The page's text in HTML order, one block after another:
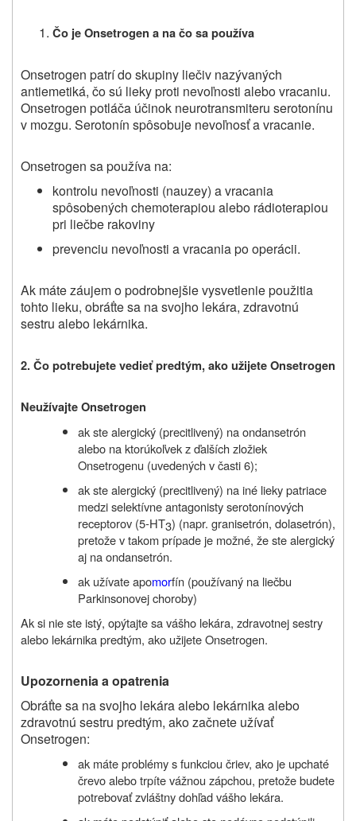
Čo je Onsetrogen a na čo sa používa
Onsetrogen patrí do skupiny liečiv nazývaných
antiemetiká, čo sú lieky proti nevoľnosti alebo vracaniu.
Onsetrogen potláča účinok neurotransmiteru serotonínu
v mozgu. Serotonín spôsobuje nevoľnosť a vracanie.
Onsetrogen sa používa na:
kontrolu nevoľnosti (nauzey) a vracania
spôsobených chemoterapiou alebo rádioterapiou
pri liečbe rakoviny
prevenciu nevoľnosti a vracania po operácii.
Ak máte záujem o podrobnejšie vysvetlenie použitia
tohto lieku, obráťte sa na svojho lekára, zdravotnú
sestru alebo lekárnika.
2. Čo potrebujete vedieť predtým, ako užijete Onsetrogen
Neužívajte Onsetrogen
ak ste alergický (precitlivený) na ondansetrón
alebo na ktorúkoľvek z ďalších zložiek
Onsetrogenu (uvedených v časti 6);
ak ste alergický (precitlivený) na iné lieky patriace
medzi selektívne antagonisty serotonínových
receptorov (5‑HT3) (napr. granisetrón, dolasetrón),
pretože v takom prípade je možné, že ste alergický
aj na ondansetrón.
ak užívate apomorfín (používaný na liečbu
Parkinsonovej choroby)
Ak si nie ste istý, opýtajte sa vášho lekára, zdravotnej sestry
alebo lekárnika predtým, ako užijete Onsetrogen.
Upozornenia a opatrenia
Obráťte sa na svojho lekára alebo lekárnika alebo
zdravotnú sestru predtým, ako začnete užívať
Onsetrogen:
ak máte problémy s funkciou čriev, ako je upchaté
črevo alebo trpíte vážnou zápchou, pretože budete
potrebovať zvláštny dohľad vášho lekára.